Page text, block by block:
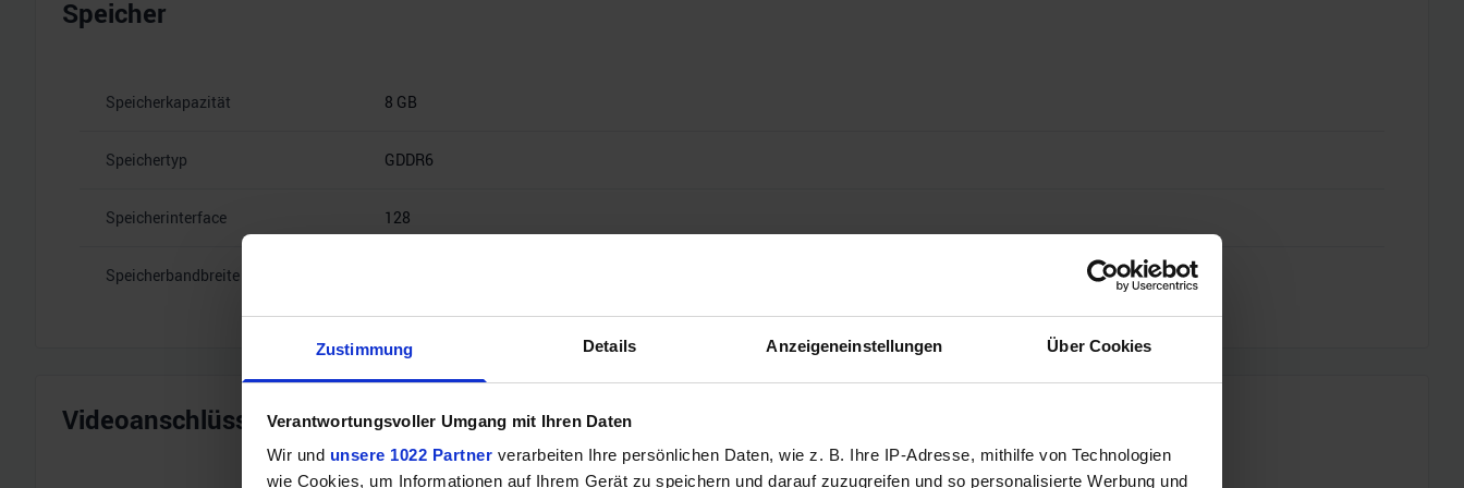
Zustimmung Details Anzeigeneinstellungen Über Cookies
Verantwortungsvoller Umgang mit Ihren Daten
Wir und unsere 1022 Partner verarbeiten Ihre persönlichen Daten, wie z. B. Ihre IP-Adresse, mithilfe von Technologien
wie Cookies, um Informationen auf Ihrem Gerät zu speichern und darauf zuzugreifen und so personalisierte Werbung und
Speicher
Speicherkapazität 8 GB
Speichertyp GDDR6
Speicherinterface 128
Speicherbandbreite
Videoanschlüsse